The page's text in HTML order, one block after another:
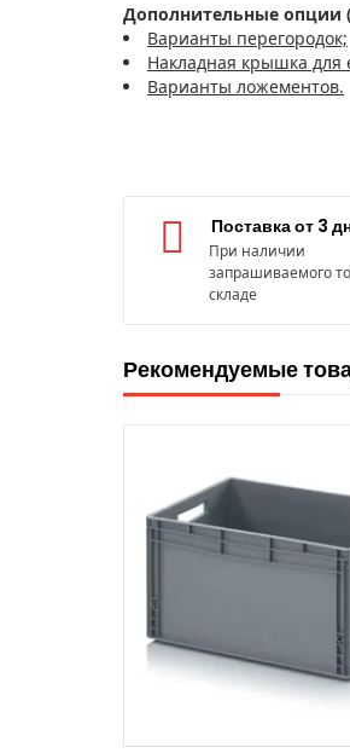
Дополнительные опции
Варианты перегородок;
Накладная крышка для
Варианты ложементов.
Поставка от 3
При наличии
запрашиваемого
складе
Рекомендуемые